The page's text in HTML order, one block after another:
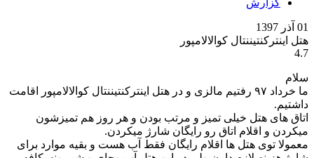
01 آذر 1397
هتل اینترکنتیننتال کوالالامپور
4.7
سلام
ما خرداد ۹۷ رفتیم مالزی و در هتل اینترکنتیننتال کوالالامپور اقامت
داشتیم.
اتاق های هتل خیلی تمیز و مرتب بودن و هر روز هم تمیزشون
میکردن و اقلام اتاق رو رایگان شارژ میکردن.
معمولا توی هتل ها اقلام رایگان فقط آب هست و بقیه موارد برای